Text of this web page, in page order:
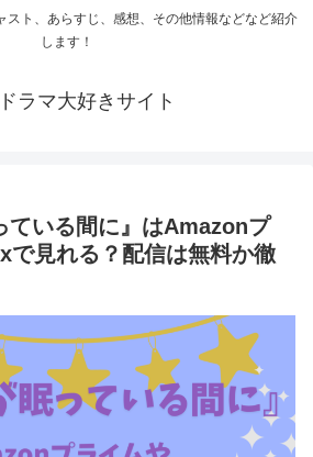
スト、あらすじ、感想、その他情報などなど紹介
します！
ラマ大好きサイト
ている間に』はAmazonプ
で見れる？配信は無料か徹